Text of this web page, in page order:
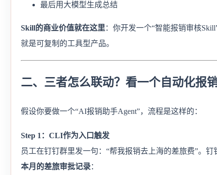
最后用大模型生成总结
Skill的商业价值就在这里 ：你开发一个“智能报销审核
就是可复制的工具型产品。
二、三者怎么联动？看一个自动化报
假设你要做一个“AI报销助手Agent”，流程是这样的：
Step 1：CLI作为入口触发
员工在钉钉群里发一句：“帮我报销去上海的差旅费”。
本月的差旅审批记录：